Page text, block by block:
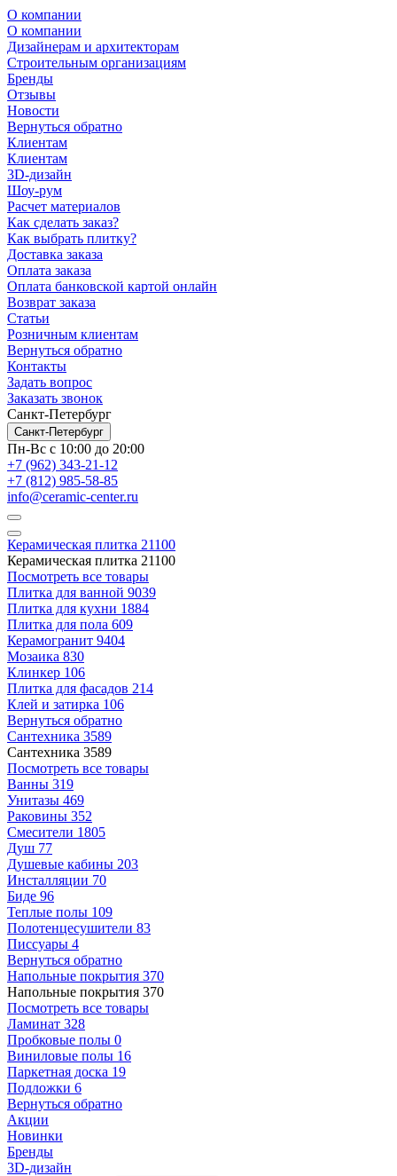
О компании
О компании
Дизайнерам и архитекторам
Строительным организациям
Бренды
Отзывы
Новости
Вернуться обратно
Клиентам
Клиентам
3D-дизайн
Шоу-рум
Расчет материалов
Как сделать заказ?
Как выбрать плитку?
Доставка заказа
Оплата заказа
Оплата банковской картой онлайн
Возврат заказа
Статьи
Розничным клиентам
Вернуться обратно
Контакты
Задать вопрос
Заказать звонок
Санкт-Петербург
Санкт-Петербург
Пн-Вс с 10:00 до 20:00
+7 (962) 343-21-12
+7 (812) 985-58-85
info@ceramic-center.ru
Керамическая плитка 21100
Керамическая плитка 21100
Посмотреть все товары
Плитка для ванной 9039
Плитка для кухни 1884
Плитка для пола 609
Керамогранит 9404
Мозаика 830
Клинкер 106
Плитка для фасадов 214
Клей и затирка 106
Вернуться обратно
Сантехника 3589
Сантехника 3589
Посмотреть все товары
Ванны 319
Унитазы 469
Раковины 352
Смесители 1805
Душ 77
Душевые кабины 203
Инсталляции 70
Биде 96
Теплые полы 109
Полотенцесушители 83
Писсуары 4
Вернуться обратно
Напольные покрытия 370
Напольные покрытия 370
Посмотреть все товары
Ламинат 328
Пробковые полы 0
Виниловые полы 16
Паркетная доска 19
Подложки 6
Вернуться обратно
Акции
Новинки
Бренды
3D-дизайн